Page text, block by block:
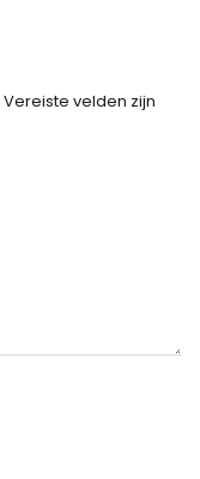
Vereiste velden zijn